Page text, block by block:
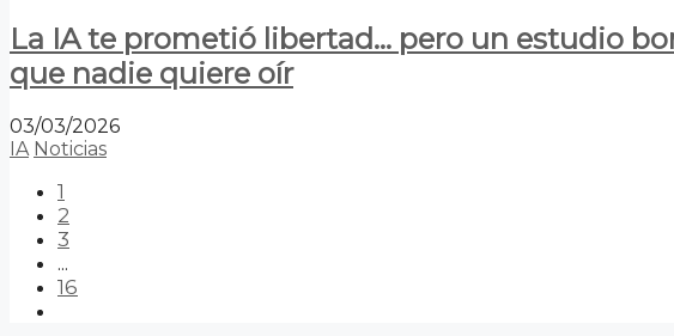
La IA te prometió libertad… pero un estudio
que nadie quiere oír
03/03/2026
IA Noticias
1
2
3
...
16